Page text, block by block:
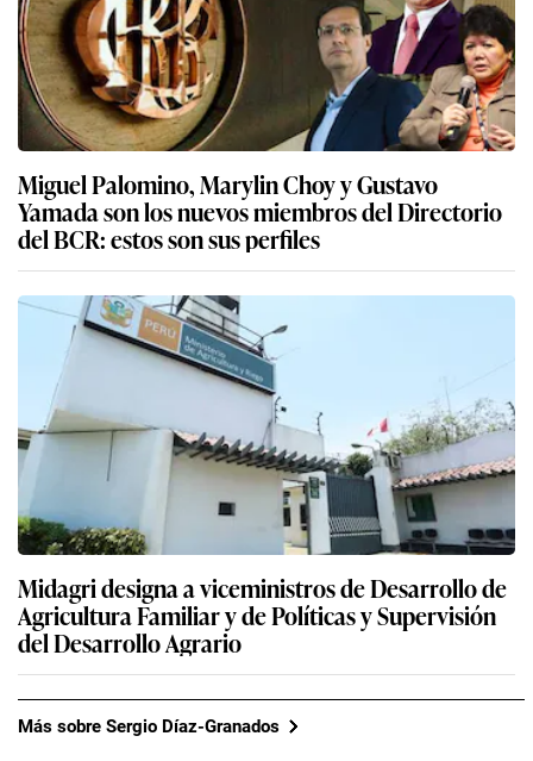
Miguel Palomino, Marylin Choy y Gustavo
Yamada son los nuevos miembros del Directorio
del BCR: estos son sus perfiles
Midagri designa a viceministros de Desarrollo de
Agricultura Familiar y de Políticas y Supervisión
del Desarrollo Agrario
Más sobre Sergio Díaz-Granados